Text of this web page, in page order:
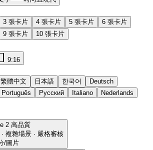
3 張卡片 4 張卡片 5 張卡片
6 張卡片
9 張卡片
10 張卡片
9:16
繁體中文 日本語 한국어
Deutsch
Português Русский Italiano
Nederlands
2 高品質
複雜場景 · 嚴格審核
/圖片